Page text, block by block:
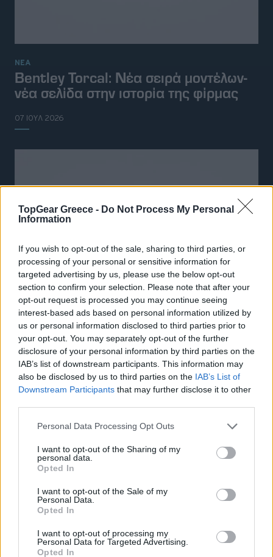
TopGear Greece - Do Not Process My Personal
Information
If you wish to opt-out of the sale, sharing to third parties, or
processing of your personal or sensitive information for
targeted advertising by us, please use the below opt-out
section to confirm your selection. Please note that after your
opt-out request is processed you may continue seeing
interest-based ads based on personal information utilized by
us or personal information disclosed to third parties prior to
your opt-out. You may separately opt-out of the further
disclosure of your personal information by third parties on the
IAB’s list of downstream participants. This information may
also be disclosed by us to third parties on the IAB’s List of
Downstream Participants that may further disclose it to other
Please note that this website/app uses one or more Google
not limited to your visit or usage behaviour. You may click to
grant or deny consent to Google and its third-party tags to
use your data for below specified purposes in below Google
consent section.
Personal Data Processing Opt Outs
I want to opt-out of the Sharing of my
personal data.
Opted In
I want to opt-out of the Sale of my
Personal Data.
Opted In
I want to opt-out of processing my
Personal Data for Targeted Advertising.
Opted In
ΝΕΑ
Bentley Torcal: Νέα σειρά μοντέλων-
νέα σελίδα στην ιστορία της φίρμας
07 ΙΟΥΛ 2026
Ξεκινούν οι παραγγελίες για το
ηλεκτρικό SUV πόλης των 25.000
ευρώ
07 ΙΟΥΛ 2026